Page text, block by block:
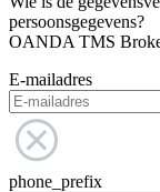
persoonsgegevens?
OANDA TMS
E-mailadres
phone_prefix